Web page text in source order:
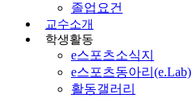
졸업요건
교수소개
학생활동
e스포츠소식지
e스포츠동아리(e.Lab)
활동갤러리